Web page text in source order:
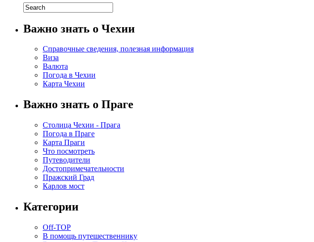
Важно знать о Чехии
Справочные сведения, полезная информация
Виза
Валюта
Погода в Чехии
Карта Чехии
Важно знать о Праге
Столица Чехии - Прага
Погода в Праге
Карта Праги
Что посмотреть
Путеводители
Достопримечательности
Пражский Град
Карлов мост
Категории
Off-TOP
В помощь путешественнику